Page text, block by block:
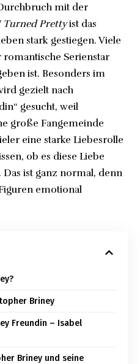
mit der
Turned Prettyist das
stark gestiegen. Viele
romantische Serienstar
ist. Besonders im
gezielt nach
gesucht, weil
große Fangemeinde
eine starke Liebesrolle
ob es diese Liebe
ist ganz normal, denn
emotional
Briney
Freundin – Isabel
Briney und seine